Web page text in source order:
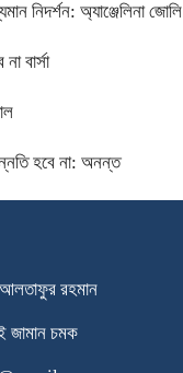
নিদর্শন: অ্যাঞ্জেলিনা জোলি
বার্সা
হবে না: অনন্ত
আলতাফুর রহমান
চমক